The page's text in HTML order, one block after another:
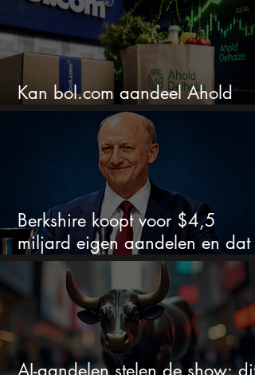
Kan bol.com aandeel Ahold
nieuw leven inblazen?
Berkshire koopt voor $4,5
miljard eigen aandelen en dat
zegt veel over de waardering
AI-aandelen stelen de show: dit